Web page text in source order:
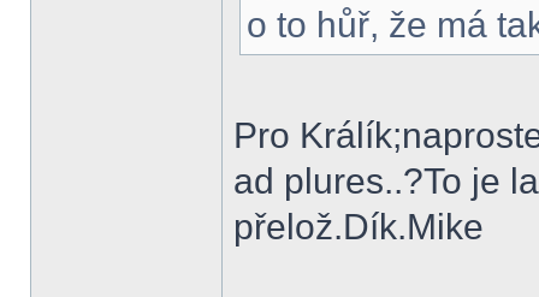
o to hůř, že má
Pro
ad plures..?To je
přelož.Dík.Mike